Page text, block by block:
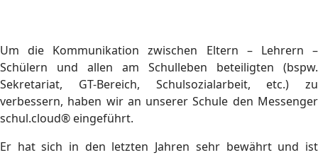
Um die Kommunikation zwischen Eltern – Lehrern –
Schülern und allen am Schulleben beteiligten (bspw.
Sekretariat, GT-Bereich, Schulsozialarbeit, etc.) zu
verbessern, haben wir an unserer Schule den Messenger
schul.cloud® eingeführt.
Er hat sich in den letzten Jahren sehr bewährt und ist